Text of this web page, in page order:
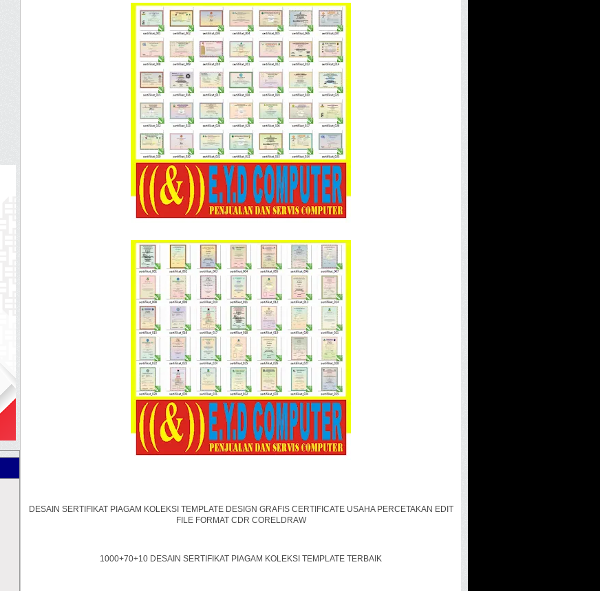
DESAIN SERTIFIKAT PIAGAM KOLEKSI TEMPLATE DESIGN GRAFIS CERTIFICATE USAHA PERCETAKAN EDIT
FILE FORMAT CDR CORELDRAW
1000+70+10 DESAIN SERTIFIKAT PIAGAM KOLEKSI TEMPLATE TERBAIK